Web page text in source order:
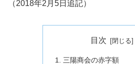
（2018年2月5日追記）
目次
三陽商会の赤字額